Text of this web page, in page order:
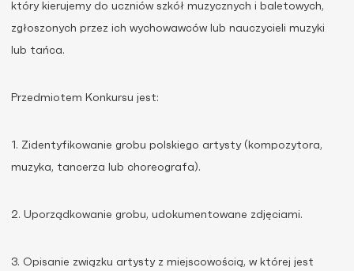
który kierujemy do uczniów szkół muzycznych i baletowych,
zgłoszonych przez ich wychowawców lub nauczycieli muzyki
lub tańca.
Przedmiotem Konkursu jest:
1. Zidentyfikowanie grobu polskiego artysty (kompozytora,
muzyka, tancerza lub choreografa).
2. Uporządkowanie grobu, udokumentowane zdjęciami.
3. Opisanie związku artysty z miejscowością, w której jest